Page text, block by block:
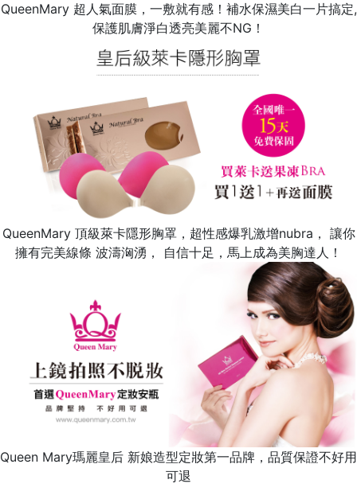
QueenMary 超人氣面膜，一敷就有感！補水保濕美白一片搞定,
保護肌膚淨白透亮美麗不NG！
QueenMary 頂級萊卡隱形胸罩，超性感爆乳激增nubra， 讓你
擁有完美線條 波濤洶湧， 自信十足，馬上成為美胸達人！
Queen Mary瑪麗皇后 新娘造型定妝第一品牌，品質保證不好用
可退